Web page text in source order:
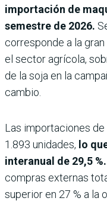
importación de
semestre de 2026.
corresponde a la
el sector agrícola,
de la soja en la
cambio.
Las importaciones
1.893 unidades, lo
interanual de 29,5 %.
compras externas
superior en 27 % a la